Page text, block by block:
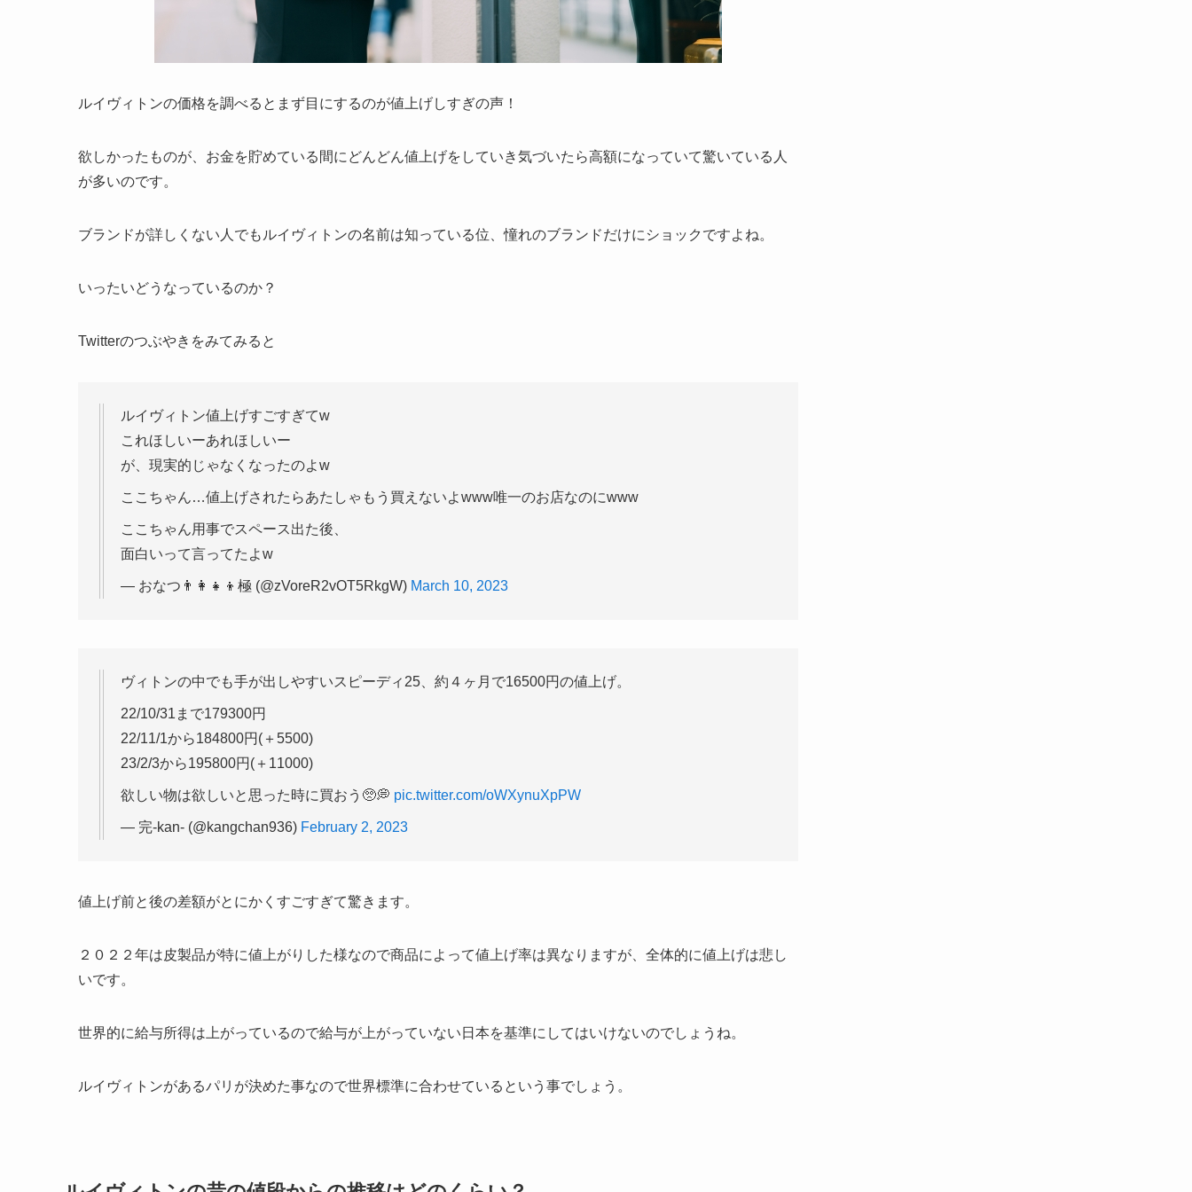
ルイヴィトンの価格を調べるとまず目にするのが値上げしすぎの声！
欲しかったものが、お金を貯めている間にどんどん値上げをしていき気づいたら高額になっていて驚いている人
が多いのです。
ブランドが詳しくない人でもルイヴィトンの名前は知っている位、憧れのブランドだけにショックですよね。
いったいどうなっているのか？
Twitterのつぶやきをみてみると
ルイヴィトン値上げすごすぎてw
これほしいーあれほしいー
が、現実的じゃなくなったのよw
ここちゃん…値上げされたらあたしゃもう買えないよwww唯一のお店なのにwww
ここちゃん用事でスペース出た後、
面白いって言ってたよw
— おなつ👨‍👩‍👧‍👦極 (@zVoreR2vOT5RkgW) March 10, 2023
ヴィトンの中でも手が出しやすいスピーディ25、約４ヶ月で16500円の値上げ。
22/10/31まで179300円
22/11/1から184800円(＋5500)
23/2/3から195800円(＋11000)
欲しい物は欲しいと思った時に買おう🥺💭 pic.twitter.com/oWXynuXpPW
— 完-kan- (@kangchan936) February 2, 2023
値上げ前と後の差額がとにかくすごすぎて驚きます。
２０２２年は皮製品が特に値上がりした様なので商品によって値上げ率は異なりますが、全体的に値上げは悲し
いです。
世界的に給与所得は上がっているので給与が上がっていない日本を基準にしてはいけないのでしょうね。
ルイヴィトンがあるパリが決めた事なので世界標準に合わせているという事でしょう。